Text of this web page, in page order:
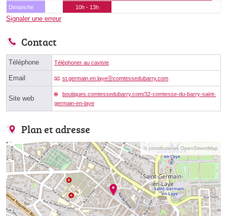
Dimanche
10h - 13h
Signaler une erreur
Contact
Téléphone Téléphoner au caviste
Email st.germain.en.layeⓐcomtessedubarry.com
Site web
boutiques.comtessedubarry.com/32-comtesse-du-barry-saint-
germain-en-laye
Plan et adresse
© contributeurs OpenStreetMap